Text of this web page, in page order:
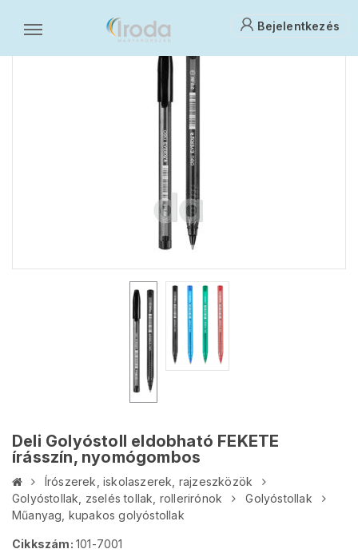
Bejelentkezés
Deli Golyóstoll eldobható FEKETE
írásszín, nyomógombos
Írószerek, iskolaszerek, rajzeszközök
Golyóstollak, zselés tollak, rollerirónok
Golyóstollak
Műanyag, kupakos golyóstollak
Cikkszám: 101-7001